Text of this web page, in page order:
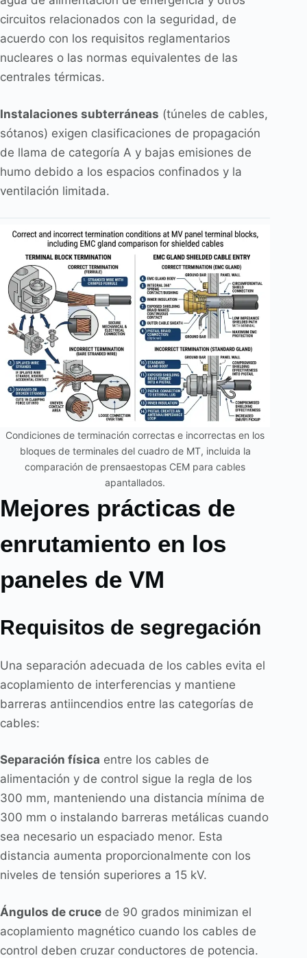
circuitos relacionados con la seguridad, de
acuerdo con los requisitos reglamentarios
nucleares o las normas equivalentes de las
centrales térmicas.
Instalaciones subterráneas (túneles de cables,
sótanos) exigen clasificaciones de propagación
de llama de categoría A y bajas emisiones de
humo debido a los espacios confinados y la
ventilación limitada.
Condiciones de terminación correctas e incorrectas en los
bloques de terminales del cuadro de MT, incluida la
comparación de prensaestopas CEM para cables
apantallados.
Mejores prácticas de
enrutamiento en los
paneles de VM
Requisitos de segregación
Una separación adecuada de los cables evita el
acoplamiento de interferencias y mantiene
barreras antiincendios entre las categorías de
cables:
Separación física entre los cables de
alimentación y de control sigue la regla de los
300 mm, manteniendo una distancia mínima de
300 mm o instalando barreras metálicas cuando
sea necesario un espaciado menor. Esta
distancia aumenta proporcionalmente con los
niveles de tensión superiores a 15 kV.
Ángulos de cruce de 90 grados minimizan el
acoplamiento magnético cuando los cables de
control deben cruzar conductores de potencia.